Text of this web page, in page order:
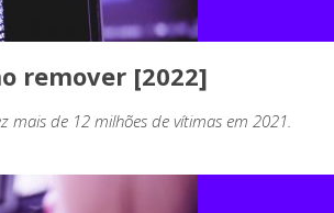
remover [2022]
mais de 12 milhões de vítimas em 2021.